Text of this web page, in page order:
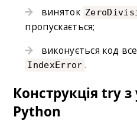
виняток
пропускається;
виконується код
IndexError .
Конструкція try
Python